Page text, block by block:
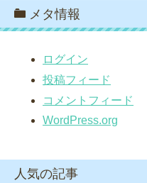
メタ情報
ログイン
投稿フィード
コメントフィード
WordPress.org
人気の記事